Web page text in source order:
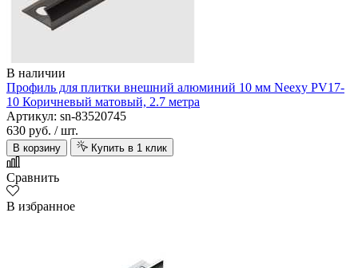
В наличии
Профиль для плитки внешний алюминий 10 мм Neexy PV17-
10 Коричневый матовый, 2.7 метра
Артикул: sn-83520745
630 руб. / шт.
В корзину Купить в 1 клик
Сравнить
В избранное